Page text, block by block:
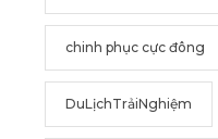
chinh phục cực đông
DuLịchTrảiNghiệm